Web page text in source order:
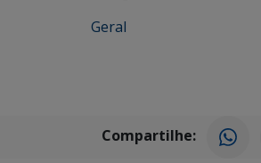
Geral
Compartilhe: